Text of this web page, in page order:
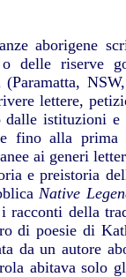
aborigene
delle riserve
(Paramatta,
lettere,
dalle istituzioni
e fino alla
ai generi
e preistoria
Native
racconti della
di poesie di
da un autore
abitava solo